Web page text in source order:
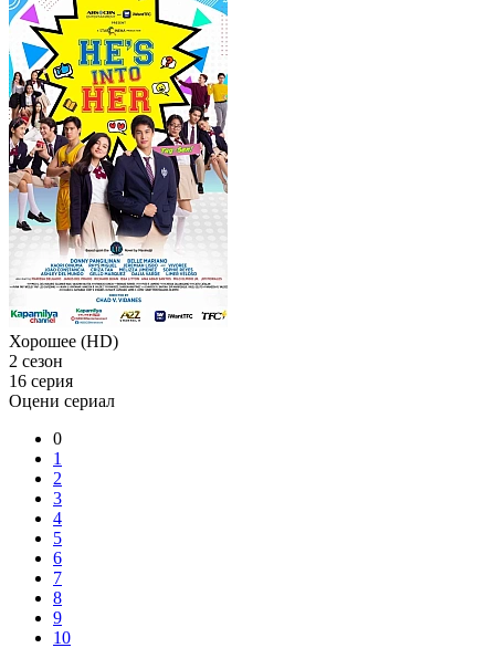
Хорошее (HD)
2 сезон
16 серия
Оцени сериал
0
1
2
3
4
5
6
7
8
9
10